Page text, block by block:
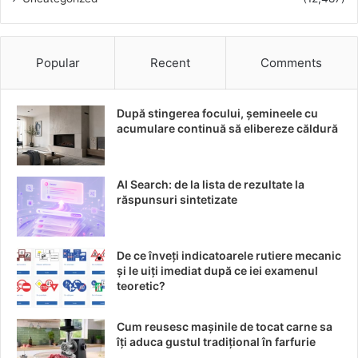
Recomandări pentru o
implementare de succes
După analizarea tuturor beneficiilor și obstacolelor, devine
evident că succesul implementării sistemului de acces cu
cartelă depinde de câțiva factori esențiali:
Evaluarea nevoilor școlii
evaluarea specifică a nevoilor școlii și a resurselor
disponibile este crucială.
Implicarea părinților și elevilor
schimbări tehnologice.
Colaborarea cu experți
experiență în implementarea tehnologiilor de
securitate educaționale este vitală pentru asigurarea
succesului pe termen lung.
Popular Recent Comments
După stingerea focului, șemineele cu
acumulare continuă să elibereze căldură
AI Search: de la lista de rezultate la
răspunsuri sintetizate
De ce înveți indicatoarele rutiere mecanic
și le uiți imediat după ce iei examenul
teoretic?
Cum reusesc mașinile de tocat carne sa
îți aduca gustul tradițional în farfurie